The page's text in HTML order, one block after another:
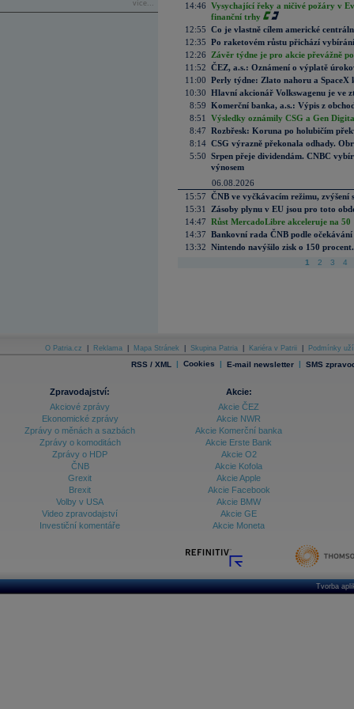
více...
14:46 Vysychající řeky a ničivé požáry v
finanční trhy
12:55 Co je vlastně cílem americké
12:35 Po raketovém růstu přichází
12:26
Závěr týdne je pro akcie převážně
11:52 ČEZ, a.s.: Oznámení o výplatě
11:00 Perly týdne: Zlato nahoru a SpaceX
10:30 Hlavní akcionář Volkswagenu je ve
8:59 Komerční banka, a.s.: Výpis z
8:51
Výsledky oznámily CSG a Gen
8:47 Rozbřesk: Koruna po holubičím
8:14 CSG výrazně překonala odhady.
5:50 Srpen přeje dividendám. CNBC
výnosem
06.08.2026
15:57 ČNB ve vyčkávacím režimu, zvýšení
15:31
Zásoby plynu v EU jsou pro toto
14:47 Růst MercadoLibre akceleruje na
14:37 Bankovní rada ČNB podle
13:32 Nintendo navýšilo zisk o 150
1 2 3 4
O Patria.cz Reklama Mapa Stránek Skupina Patria Kariéra v Patrii Podmínky
RSS / XML | Cookies | E-mail newsletter | SMS
Zpravodajství:
Akciové zprávy
Ekonomické zprávy
Zprávy o měnách a sazbách
Zprávy o komoditách
Zprávy o HDP
ČNB
Grexit
Brexit
Volby v USA
Video zpravodajství
Investiční komentáře
Akcie:
Akcie ČEZ
Akcie NWR
Akcie Komerční banka
Akcie Erste Bank
Akcie O2
Akcie Kofola
Akcie Apple
Akcie Facebook
Akcie BMW
Akcie GE
Akcie Moneta
Tvorba